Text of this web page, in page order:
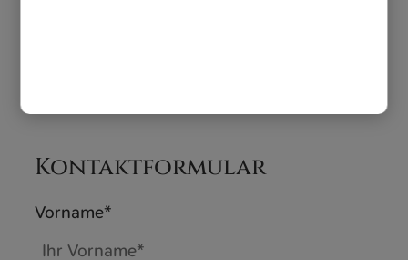
Kontaktformular
Vorname*